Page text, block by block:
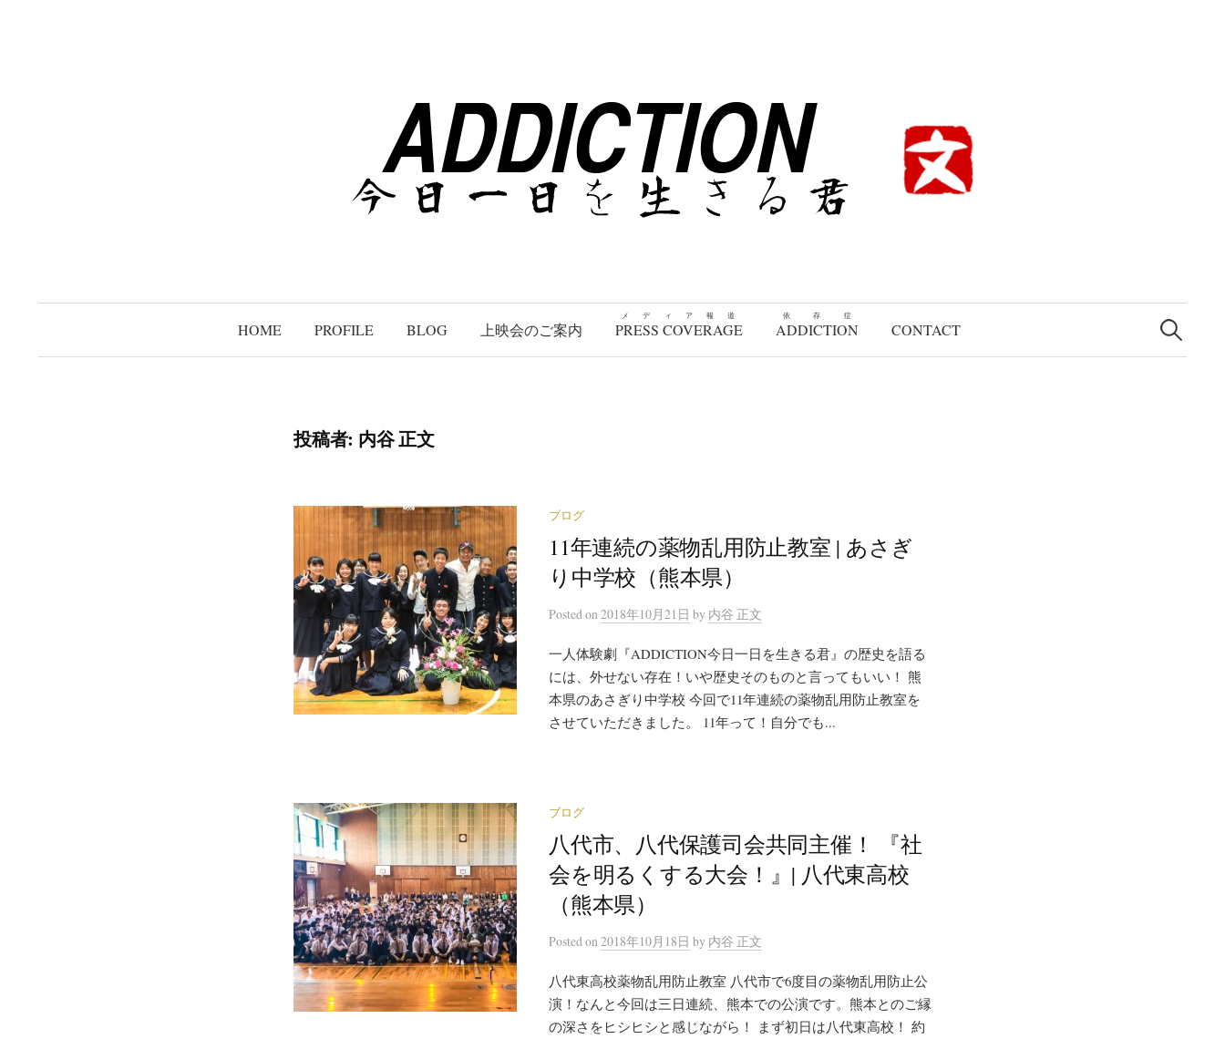
HOME PROFILE BLOG 上映会のご案内 PRESS COVERAGE
メディア報道
ADDICTION
依存症
CONTACT
検
索:
投稿者: 内谷 正文
ブログ
11年連続の薬物乱用防止教室 | あさぎ
り中学校（熊本県）
Postedon 2018年10月21日 by 内谷 正文
一人体験劇『ADDICTION今日一日を生きる君』の歴史を語る
には、外せない存在！いや歴史そのものと言ってもいい！ 熊
本県のあさぎり中学校 今回で11年連続の薬物乱用防止教室を
させていただきました。 11年って！自分でも...
ブログ
八代市、八代保護司会共同主催！ 『社
会を明るくする大会！』| 八代東高校
（熊本県）
Postedon 2018年10月18日 by 内谷 正文
八代東高校薬物乱用防止教室 八代市で6度目の薬物乱用防止公
演！なんと今回は三日連続、熊本での公演です。熊本とのご縁
の深さをヒシヒシと感じながら！ まず初日は八代東高校！ 約